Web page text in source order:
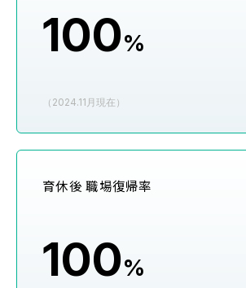
100%
（2024.11月現在）
育休後 職場復帰率
100%